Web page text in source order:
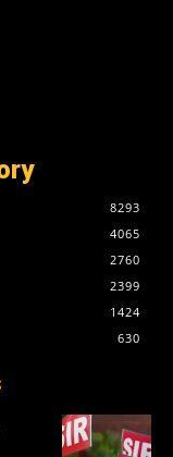
8293
4065
2760
2399
1424
630